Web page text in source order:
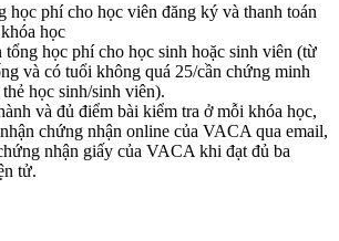
học phí cho học viên đăng ký và thanh toán
học
tổng học phí cho học sinh hoặc sinh viên (từ
và có tuổi không quá 25/cần chứng minh
học sinh/sinh viên).
và đủ điểm bài kiểm tra ở mỗi khóa học,
chứng nhận online của VACA qua email,
nhận giấy của VACA khi đạt đủ ba
tử.